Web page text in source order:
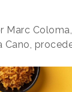
Cano,